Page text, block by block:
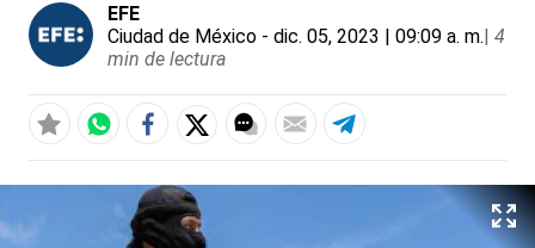
EFE
Ciudad de México - dic. 05, 2023 | 09:09 a. m.| 4
min de lectura